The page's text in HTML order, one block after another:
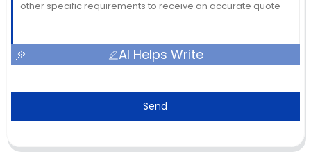
AI Helps Write
Send